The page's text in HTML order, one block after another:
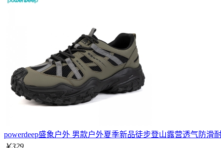
powerdeep盛象户外 男款户外夏季新品徒步登山露营透气防滑